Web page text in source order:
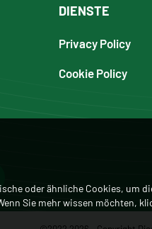
DIENSTE
Privacy Policy
Cookie Policy
oder ähnliche Cookies, um
Sie mehr wissen möchten,